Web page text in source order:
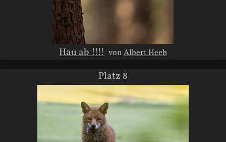
Hau ab !!!! vonAlbert Heeb
Platz 8